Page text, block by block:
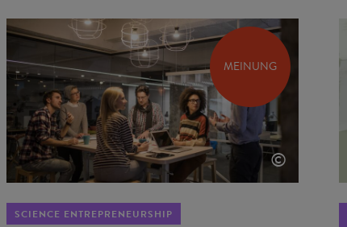
MEINUNG
©
SCIENCE ENTREPRENEURSHIP